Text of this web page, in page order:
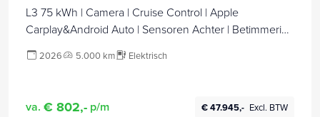
L3 75 kWh | Camera | Cruise Control | Apple
Carplay&Android Auto | Sensoren Achter | Betimmering
2026 5.000 km Elektrisch
va. € 802,- p/m € 47.945,- Excl. BTW